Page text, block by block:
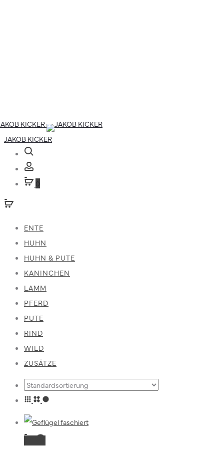
JAKOB KICKER
0
ENTE
HUHN
HUHN & PUTE
KANINCHEN
LAMM
PFERD
PUTE
RIND
WILD
ZUSÄTZE
Dieses